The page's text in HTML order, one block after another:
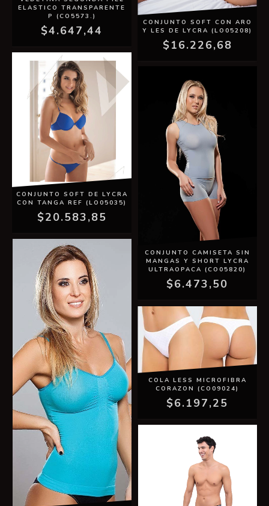
ELASTICO TRANSPARENTE
P (CO5573.)
$4.647,44
CONJUNTO SOFT CON ARO
Y LES DE LYCRA (LO05208)
$16.226,68
CONJUNTO SOFT DE LYCRA
CON TANGA REF (LO05035)
$20.583,85
CONJUNTO CAMISETA SIN
MANGAS Y SHORT LYCRA
ULTRAOPACA (CO05820)
$6.473,50
COLA LESS MICROFIBRA
CORAZON (CO09024)
$6.197,25